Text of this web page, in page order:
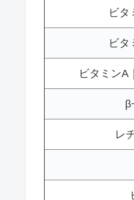
ビタ
ビタ
ビタミンA
レ